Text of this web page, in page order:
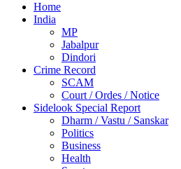
Home
India
MP
Jabalpur
Dindori
Crime Record
SCAM
Court / Ordes / Notice
Sidelook Special Report
Dharm / Vastu / Sanskar
Politics
Business
Health